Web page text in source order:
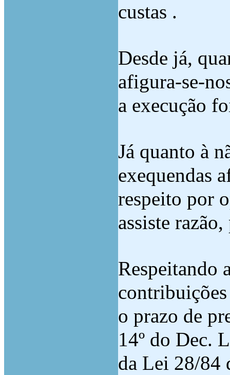
custas .
Desde já,
afigura-se-
a execução
Já quanto à
exequendas
respeito por
assiste
Respeitando
o prazo de
14º do Dec.
da Lei 28/84